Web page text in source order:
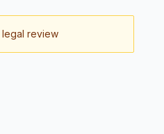
legal review